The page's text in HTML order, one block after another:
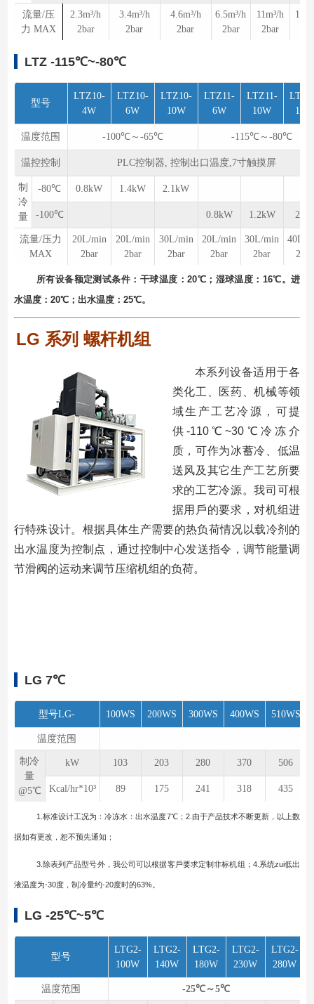
流量/压
力 MAX
2.3m³/h
2bar
3.4m³/h
2bar
4.6m³/h
2bar
6.5m³/h
2bar
11m³/h
2bar
LTZ -115℃~-80℃
型号
LTZ10-
4W
LTZ10-
6W
LTZ10-
10W
LTZ11-
6W
LTZ11-
10W
15W
温度范围 -100℃～-65℃ -115℃～-80℃
温控控制 PLC控制器, 控制出口温度,7寸触摸屏
制
冷
量
-80℃ 0.8kW 1.4kW 2.1kW
-100℃ 0.8kW 1.2kW 2kW
流量/压力
MAX
20L/min
2bar
20L/min
2bar
30L/min
2bar
20L/min
2bar
30L/min
2bar
40L/
2bar
所有设备额定测试条件：⼲球温度：20℃；湿球温度：16℃。进
水温度：20℃；出⽔温度：25℃。
LG 系列 螺杆机组
本系列设备适⽤于各
类化⼯、医药、机械等领
域⽣产⼯艺冷源，可提
供-110℃~30℃冷冻介
质，可作为冰蓄冷、低温
送⻛及其它⽣产⼯艺所要
求的⼯艺冷源。我司可根
据⽤⼾的要求，对机组进
⾏特殊设计。根据具体⽣产需要的热负荷情况以载冷剂的
出⽔温度为控制点，通过控制中⼼发送指令，调节能量调
节滑阀的运动来调节压缩机组的负荷。
LG 7℃
型号LG- 100WS 200WS 300WS 400WS 510WS
温度范围
制冷
量
@5℃
kW 103 203 280 370 506
Kcal/hr*10³ 89 175 241 318 435
1.标准设计工况为：冷冻⽔：出⽔温度7℃；2.由于产品技术不断更新，以上数
据如有更改，恕不预先通知；
3.除表列产品型号外，我公司可以根据客⼾要求定制⾮标机组；4.系统zui低出
液温度为-30度，制冷量约-20度时的63%。
LG -25℃~5℃
型号
LTG2-
100W
LTG2-
140W
LTG2-
180W
LTG2-
230W
LTG2-
280W
温度范围 -25℃～5℃